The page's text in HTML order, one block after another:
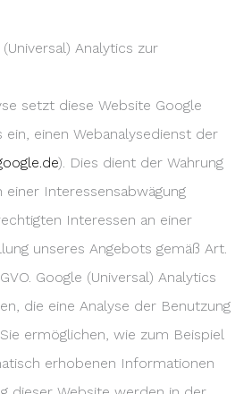
Analytics zur
setzt diese Website Google
ein, einen Webanalysedienst der
). Dies dient der Wahrung
einer Interessensabwägung
Interessen an einer
unseres Angebots gemäß Art.
Google (Universal) Analytics
die eine Analyse der Benutzung
ermöglichen, wie zum Beispiel
erhobenen Informationen